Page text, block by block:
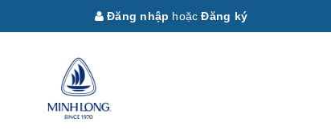
Đăng nhập hoặc Đăng ký